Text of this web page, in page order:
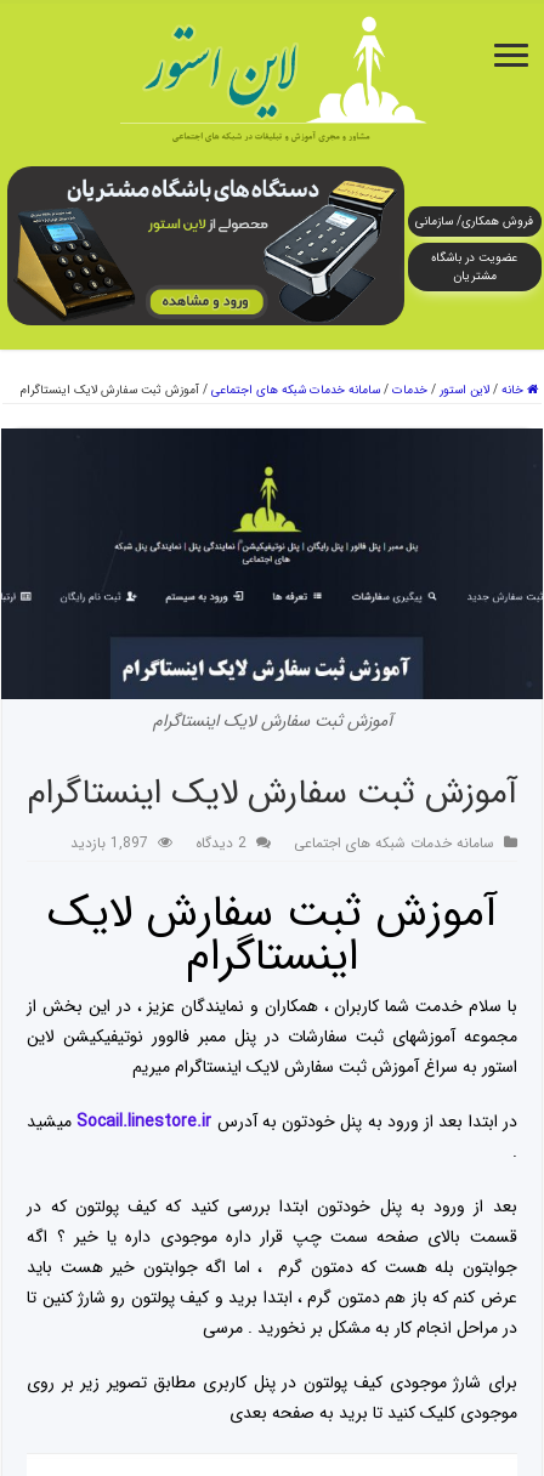
فروش همکاری/ سازمانی
عضویت در باشگاه
مشتریان
خانه / لاین استور / خدمات / سامانه خدمات شبکه های اجتماعی / آموزش ثبت سفارش لایک اینستاگرام
آموزش ثبت سفارش لایک اینستاگرام
آموزش ثبت سفارش لایک اینستاگرام
سامانه خدمات شبکه های اجتماعی 2 دیدگاه 1,897 بازدید
آموزش ثبت سفارش لایک
اینستاگرام
با سلام خدمت شما کاربران ، همکاران و نمایندگان عزیز ، در این بخش از
مجموعه آموزشهای ثبت سفارشات در پنل ممبر فالوور نوتیفیکیشن لاین
استور به سراغ آموزش ثبت سفارش لایک اینستاگرام میریم
در ابتدا بعد از ورود به پنل خودتون به آدرس Socail.linestore.ir میشید
.
بعد از ورود به پنل خودتون ابتدا بررسی کنید که کیف پولتون که در
قسمت بالای صفحه سمت چپ قرار داره موجودی داره یا خیر ؟ اگه
جوابتون بله هست که دمتون گرم ، اما اگه جوابتون خیر هست باید
عرض کنم که باز هم دمتون گرم ، ابتدا برید و کیف پولتون رو شارژ کنین تا
در مراحل انجام کار به مشکل بر نخورید . مرسی
برای شارژ موجودی کیف پولتون در پنل کاربری مطابق تصویر زیر بر روی
موجودی کلیک کنید تا برید به صفحه بعدی